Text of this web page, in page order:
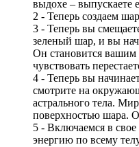
выдохе – выпускаете
2 - Теперь создаем
3 - Теперь вы
зеленый шар, и вы
Он становится вашим
чувствовать
4 - Теперь вы
смотрите на
астрального тела.
поверхностью шара.
5 - Включаемся в
энергию по всему